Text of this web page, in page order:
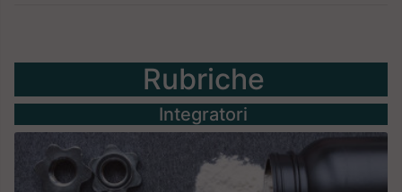
Rubriche
Integratori